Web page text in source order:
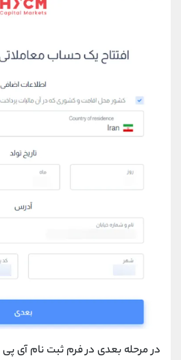
در مرحله بعدی در فرم ثبت نام آی